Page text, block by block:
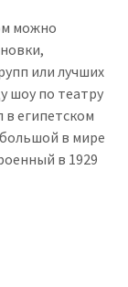
можно
или лучших
шоу по театру
в египетском
в мире
в 1929